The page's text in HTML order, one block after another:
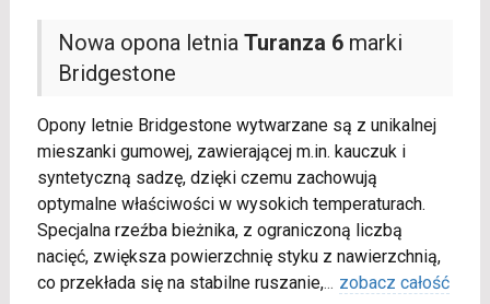
Nowa opona letnia Turanza 6marki
Bridgestone
Opony letnie Bridgestone wytwarzane są z unikalnej
mieszanki gumowej, zawierającej m.in. kauczuk i
syntetyczną sadzę, dzięki czemu zachowują
optymalne właściwości w wysokich temperaturach.
Specjalna rzeźba bieżnika, z ograniczoną liczbą
nacięć, zwiększa powierzchnię styku z nawierzchnią,
co przekłada się na stabilne ruszanie,... zobacz całość